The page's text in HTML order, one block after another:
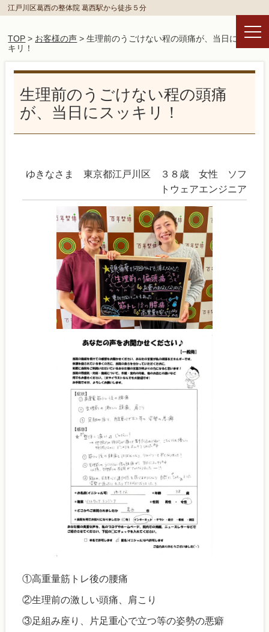
江戸川区葛西の整体院 葛西駅から徒歩５分
TOP > お客様の声 > 生理前のうごけない程の頭痛が、当日にスッ
キリ！
生理前のうごけない程の頭痛
が、当日にスッキリ！
ゆきなさま 東京都江戸川区 ３８歳 女性 ソフ
トウェアエンジニア
①高重量筋トレ後の腰痛
②生理前の激しい頭痛、肩こり
③足組み座り、片足重心で立つ等の姿勢の悪癖